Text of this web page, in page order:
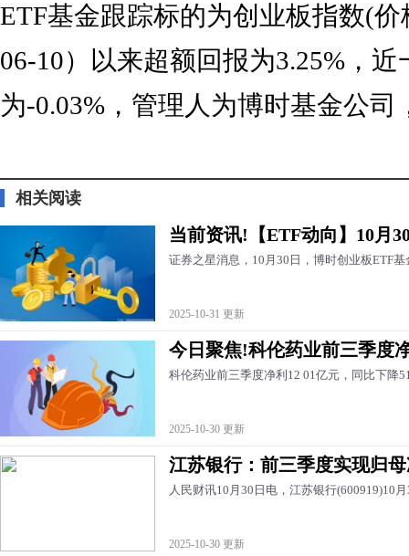
ETF基金跟踪标的为创业板指数(
06-10）以来超额回报为3.25%，
为-0.03%，管理人为博时基金公
相关阅读
当前资讯!【ETF动向】10月
证券之星消息，10月30日，博时创业板ETF
2025-10-31 更新
今日聚焦!科伦药业前三季度
科伦药业前三季度净利12 01亿元，同比下降
2025-10-30 更新
江苏银行：前三季度实现归
人民财讯10月30日电，江苏银行(600919)10
2025-10-30 更新